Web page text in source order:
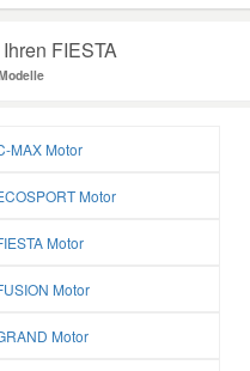
FIESTA
MAX Motor
Motor
Motor
Motor
Motor